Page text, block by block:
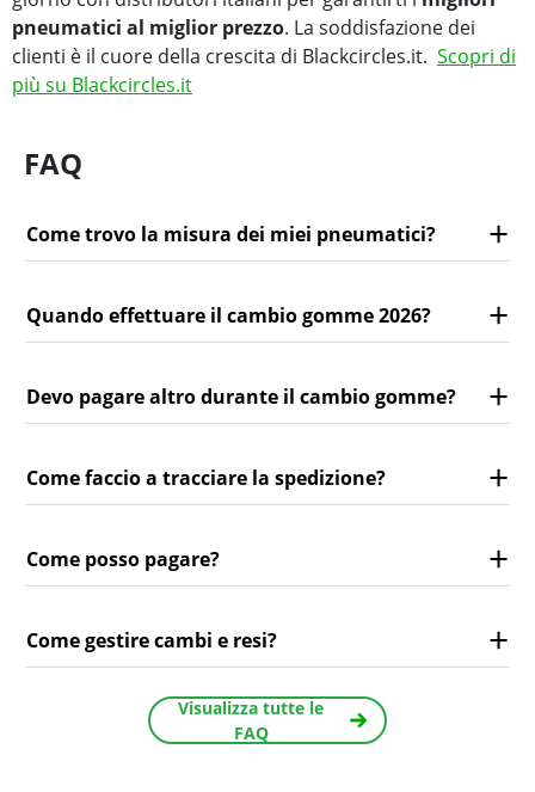
pneumatici al miglior prezzo. La soddisfazione dei
clienti è il cuore della crescita di Blackcircles.it. Scopri di
più su Blackcircles.it
FAQ
Come trovo la misura dei miei pneumatici?
Quando effettuare il cambio gomme 2026?
Devo pagare altro durante il cambio gomme?
Come faccio a tracciare la spedizione?
Come posso pagare?
Come gestire cambi e resi?
Visualizza tutte le
FAQ